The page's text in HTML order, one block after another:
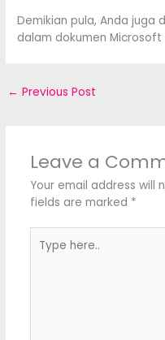
Demikian pula, Anda
dalam dokumen Microsoft
← Previous Post
Leave a
Your email address will
fields are marked *
here..